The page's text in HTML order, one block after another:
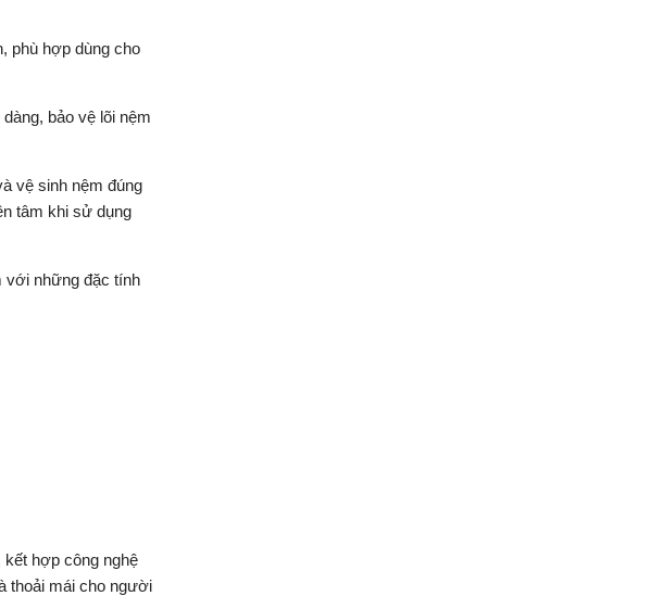
phù hợp dùng cho
bảo vệ lõi nệm
vệ sinh nệm đúng
tâm khi sử dụng
với những đặc tính
hợp công nghệ
thoải mái cho người